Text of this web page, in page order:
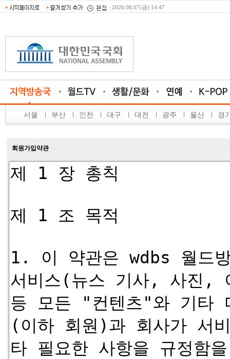
2026.08.07(금) 14:47
서울 부산 인천 대구 대전 광주 울산 경
회원가입약관